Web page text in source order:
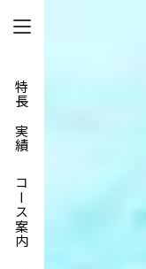
特長と実績
コース案内